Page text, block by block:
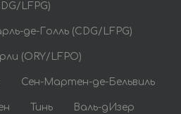
LFPG)
де-Голль (CDG/LFPG)
(ORY/LFPO)
Сен-Мартен-де-Бельвиль
Тинь Валь-дИзер